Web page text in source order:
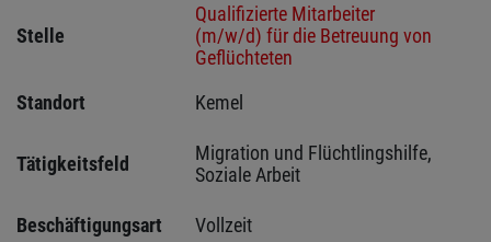
Stelle
Qualifizierte Mitarbeiter
(m/w/d) für die Betreuung von
Geflüchteten
Standort
Kemel
Tätigkeitsfeld
Migration und Flüchtlingshilfe,
Soziale Arbeit
Beschäftigungsart Vollzeit